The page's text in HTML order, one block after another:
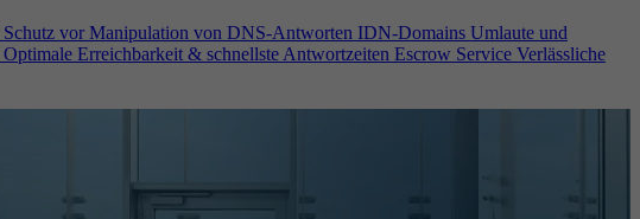
Schutz vor Manipulation von DNS-Antworten IDN-Domains Umlaute und
Optimale Erreichbarkeit & schnellste Antwortzeiten Escrow Service Verlässliche